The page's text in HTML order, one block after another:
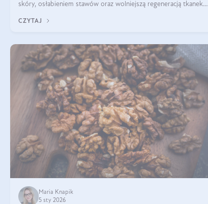
skóry, osłabieniem stawów oraz wolniejszą regeneracją tkanek.
skóry, bóle stawów, łamliwość paznokci oraz osłabienie włosów.
CZYTAJ
Maria Knapik
5 sty 2026